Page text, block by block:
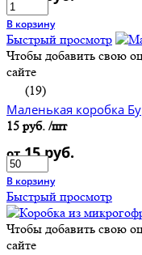
В корзину
Быстрый просмотр
Чтобы добавить свою
сайте
(19)
Маленькая коробка
15 руб. /шт
от15 руб.
В корзину
Быстрый просмотр
Чтобы добавить свою
сайте